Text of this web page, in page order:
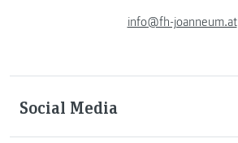
info@fh-joanneum.at
Social Media